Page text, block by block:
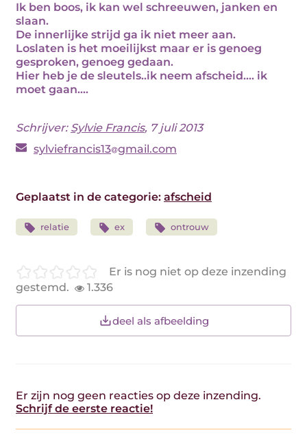
Ik ben boos, ik kan wel schreeuwen, janken en
slaan.
De innerlijke strijd ga ik niet meer aan.
Loslaten is het moeilijkst maar er is genoeg
gesproken, genoeg gedaan.
Hier heb je de sleutels..ik neem afscheid.... ik
moet gaan....
Schrijver: Sylvie Francis, 7 juli 2013
sylviefrancis13 gmail.com
Geplaatst in de categorie: afscheid
relatie ex ontrouw
Er is nog niet op deze inzending
gestemd.
1.336
deel als afbeelding
Er zijn nog geen reacties op deze inzending.
Schrijf de eerste reactie!